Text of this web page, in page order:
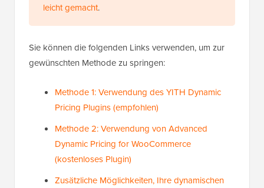
leicht gemacht.
Sie können die folgenden Links verwenden, um zur
gewünschten Methode zu springen:
Methode 1: Verwendung des YITH Dynamic
Pricing Plugins (empfohlen)
Methode 2: Verwendung von Advanced
Dynamic Pricing for WooCommerce
(kostenloses Plugin)
Zusätzliche Möglichkeiten, Ihre dynamischen